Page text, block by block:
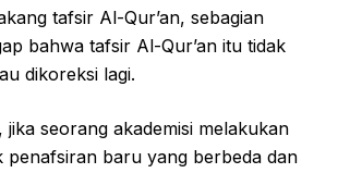
tafsir Al-Qur’an, sebagian
bahwa tafsir Al-Qur’an itu tidak
dikoreksi lagi.
jika seorang akademisi melakukan
penafsiran baru yang berbeda dan